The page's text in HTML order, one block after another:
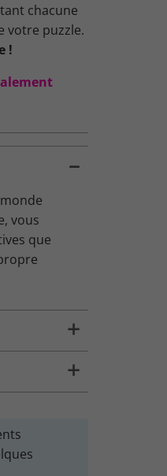
chacune
votre puzzle.
!
vous
que